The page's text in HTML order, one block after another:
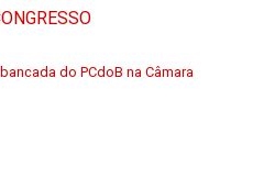
do PCdoB na Câmara